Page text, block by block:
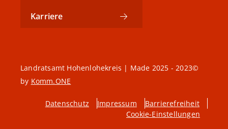
Karriere
©2023 - 2025 Landratsamt Hohenlohekreis | Made
by Komm.ONE
Barrierefreiheit
Impressum
Datenschutz
Cookie-Einstellungen